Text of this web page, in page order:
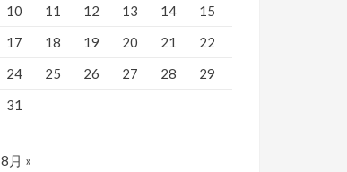
10 11 12 13 14
15
17 18 19 20 21
22
24 25 26 27 28
29
31
8月 »